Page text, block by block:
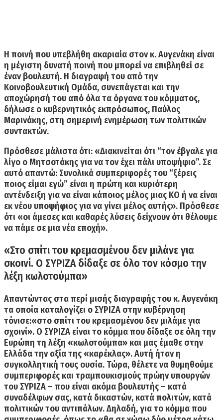
Η ποινή που υπεβλήθη ακαριαία στον κ. Αυγενάκη είναι
η μέγιστη δυνατή ποινή που μπορεί να επιβληθεί σε
έναν βουλευτή. Η διαγραφή του από την
Κοινοβουλευτική Ομάδα, συνεπάγεται και την
αποχώρησή του από όλα τα όργανα του κόμματος,
δήλωσε ο κυβερνητικός εκπρόσωπος, Παύλος
Μαρινάκης, στη σημερινή ενημέρωση των πολιτικών
συντακτών.
Πρόσθεσε μάλιστα ότι: «Διακινείται ότι “τον έβγαλε για
λίγο ο Μητσοτάκης για να τον έχει πάλι υποψήφιο”. Σε
αυτό απαντώ: Συνολικά συμπεριφορές του “ξέρεις
ποιος είμαι εγώ” είναι η πρώτη και κυριότερη
αντένδειξη για να είναι κάποιος μέλος μιας ΚΟ ή να είναι
εκ νέου υποψήφιος για να γίνει μέλος αυτής». Πρόσθεσε
ότι «οι άμεσες και καθαρές λύσεις δείχνουν ότι θέλουμε
να πάμε σε μια νέα εποχή».
«Στο σπίτι του κρεμασμένου δεν μιλάνε για
σκοινί. Ο ΣΥΡΙΖΑ δίδαξε σε όλο τον κόσμο την
λέξη κωλοτούμπα»
Απαντώντας στα περί μισής διαγραφής του κ. Αυγενάκη
τα οποία καταλογίζει ο ΣΥΡΙΖΑ στην κυβέρνηση
τόνισε:«στο σπίτι του κρεμασμένου δεν μιλάμε για
σχοινί». Ο ΣΥΡΙΖΑ είναι το κόμμα που δίδαξε σε όλη την
Ευρώπη τη λέξη «κωλοτούμπα» και μας έμαθε στην
Ελλάδα την αξία της «καρέκλας». Αυτή ήταν η
συγκολλητική τους ουσία. Τώρα, θέλετε να θυμηθούμε
συμπεριφορές και τραμπουκισμούς πρώην υπουργών
του ΣΥΡΙΖΑ – που είναι ακόμα βουλευτής – κατά
συναδέλφων σας, κατά δικαστών, κατά πολιτών, κατά
πολιτικών του αντιπάλων.Δηλαδή, για το κόμμα που